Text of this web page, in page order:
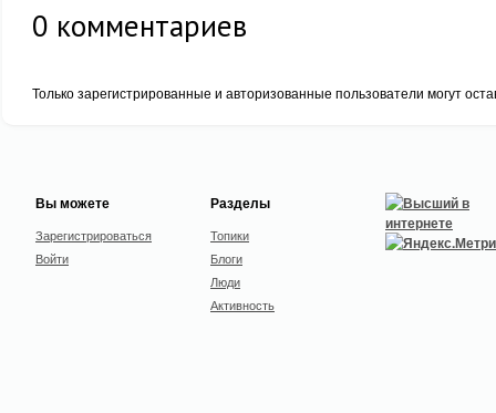
0 комментариев
Только зарегистрированные и авторизованные пользователи могут
Вы можете
Зарегистрироваться
Войти
Разделы
Топики
Блоги
Люди
Активность